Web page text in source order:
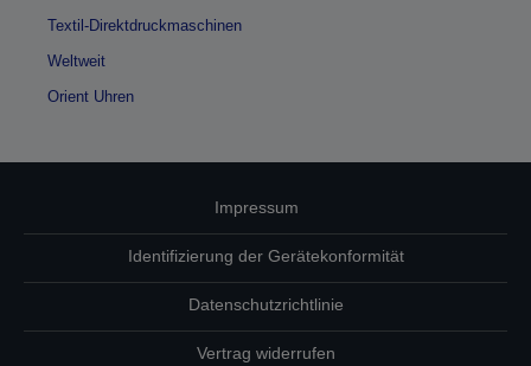
Textil-Direktdruckmaschinen
Weltweit
Orient Uhren
Impressum
Identifizierung der Gerätekonformität
Datenschutzrichtlinie
Vertrag widerrufen